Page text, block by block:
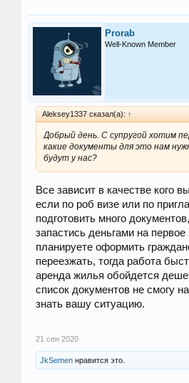
Prorab
Well-Known Member
Aleksey1337 сказал(а): ↑
Добрый день. С супругой хотим
какие документы для это нам
будут у нас?
Все зависит в качестве кого
если по роб визе или по
подготовить много
запастись деньгами на
планируете оформить
переезжать, тогда работа
аренда жилья обойдется
список документов не смогу
знать вашу ситуацию.
21 сен 2020
JkSemen нравится это.